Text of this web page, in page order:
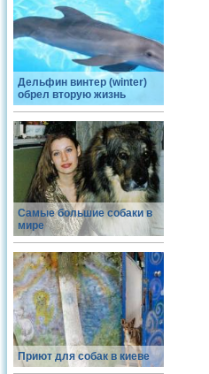
Дельфин винтер (winter)
обрел вторую жизнь
Самые большие собаки в
мире
Приют для собак в киеве